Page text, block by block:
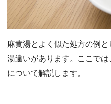
麻黄湯とよく似た処方の例
湯違いがあります。ここで
について解説します。